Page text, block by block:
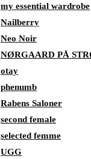
my essential wardrobe
Nailberry
Neo Noir
NØRGAARD PÅ
otay
phenumb
Rabens Saloner
second female
selected femme
UGG